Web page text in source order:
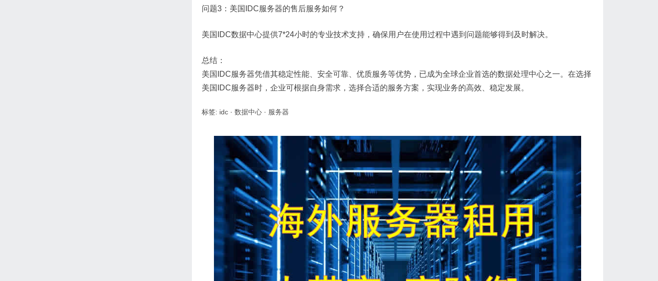
问题3： 美国IDC服务器的售后服务如何？
美国IDC数据中心提供7*24小时的专业技术支持，确保用户在使用过程中遇到问题能够得到及时解决。
总结：
美国IDC服务器凭借其稳定性能、安全可靠、优质服务等优势，已成为全球企业首选的数据处理中心之一。在选择
美国IDC服务器时，企业可根据自身需求，选择合适的服务方案，实现业务的高效、稳定发展。
标签: idc · 数据中心 · 服务器